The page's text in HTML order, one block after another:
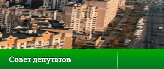
Совет депутатов